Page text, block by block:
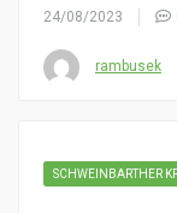
24/08/2023
rambusek
SCHWEINBARTHER